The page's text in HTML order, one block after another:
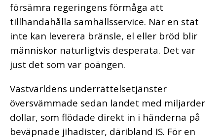
försämra regeringens förmåga att
tillhandahålla samhällsservice. När en stat
inte kan leverera bränsle, el eller bröd blir
människor naturligtvis desperata. Det var
just det som var poängen.
Västvärldens underrättelsetjänster
översvämmade sedan landet med miljarder
dollar, som flödade direkt in i händerna på
beväpnade jihadister, däribland IS. För en